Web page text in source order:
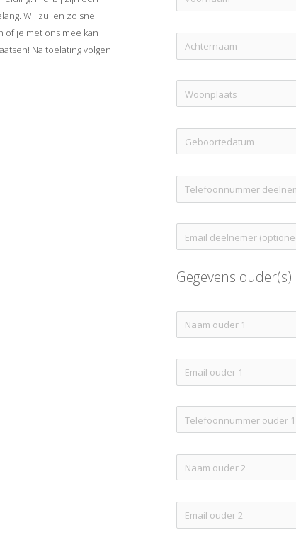
Wij zullen zo snel
of je met ons mee kan
Na toelating volgen
Gegevens ouder(s)